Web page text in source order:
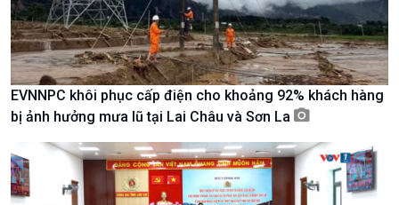
EVNNPC khôi phục cấp điện cho khoảng 92% khách hàng
bị ảnh hưởng mưa lũ tại Lai Châu và Sơn La